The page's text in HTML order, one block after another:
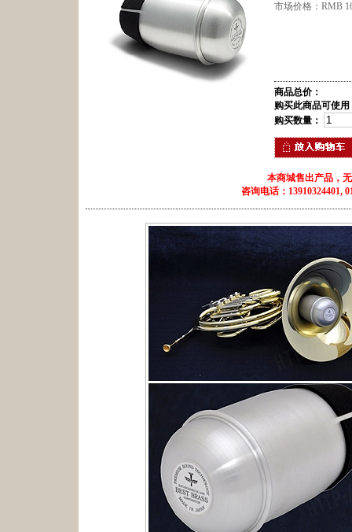
市场价格： RMB
商品总价：
购买此商品可使用
购买数量：
本商城售出产品，
咨询电话：13910324401,